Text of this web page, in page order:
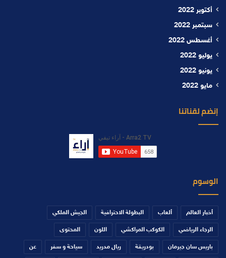
أكتوبر 2022
سبتمبر 2022
أغسطس 2022
يوليو 2022
يونيو 2022
مايو 2022
إنضم لقناتنا
الوسوم
أخبار العالم ألعاب البطولة الاحترافية الجيش الملكي
الرجاء الرياضي الكوكب المراكشي اللون المحتوى
باريس سان جيرمان بودريقة ريال مدريد سياحة و سفر عن